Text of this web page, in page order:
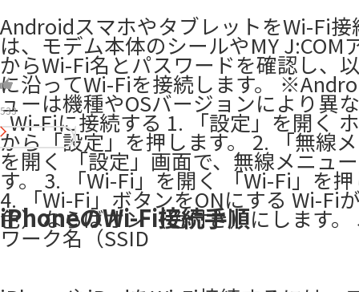
AndroidスマホやタブレットをWi-Fi接
は、モデム本体のシールやMY J:COM
からWi-Fi名とパスワードを確認し、
に沿ってWi-Fiを接続します。
ューは機種やOSバージョンにより異
Wi-Fiに接続する 1. 「設定」を開く
から「設定」を押します。 2. 「無線
を開く 「設定」画面で、無線メニュ
す。 3. 「Wi-Fi」を開く 「Wi-Fi」を
4. 「Wi-Fi」ボタンをONにする Wi-Fi
色）ならばオン（色付き）にします。
ワーク名（SSID
533
iPhoneのWi-Fi接続手順